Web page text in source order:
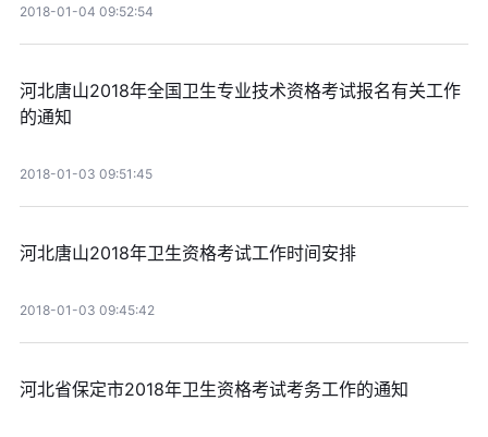
2018-01-04 09:52:54
河北唐山2018年全国卫生专业技术资格考试报名有关工作
的通知
2018-01-03 09:51:45
河北唐山2018年卫生资格考试工作时间安排
2018-01-03 09:45:42
河北省保定市2018年卫生资格考试考务工作的通知